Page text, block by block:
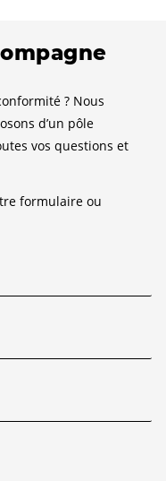
? Nous
d’un pôle
vos questions et
formulaire ou